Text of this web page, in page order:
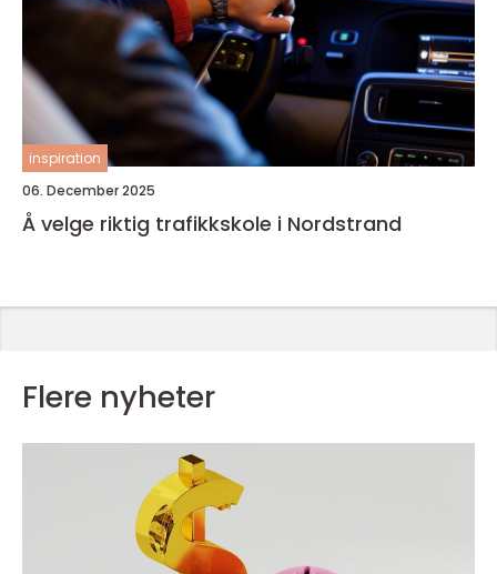
inspiration
06. December 2025
Å velge riktig trafikkskole i Nordstrand
Flere nyheter